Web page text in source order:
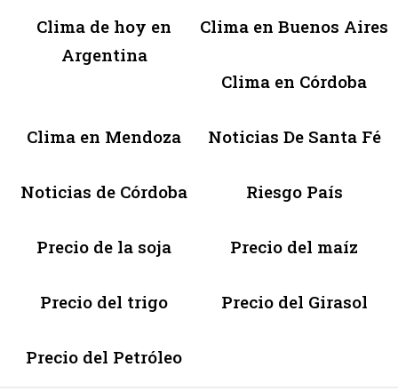
Clima de hoy en
Argentina
Clima en Buenos Aires
Clima en Córdoba
Clima en Mendoza Noticias De Santa Fé
Noticias de Córdoba Riesgo País
Precio de la soja Precio del maíz
Precio del trigo Precio del Girasol
Precio del Petróleo